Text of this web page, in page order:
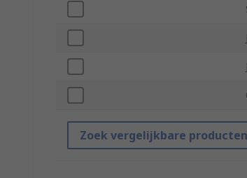
Zoek vergelijkbare producten